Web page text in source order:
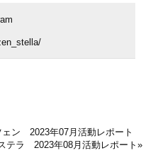
ェン 2023年07月活動レポート
テラ 2023年08月活動レポート »